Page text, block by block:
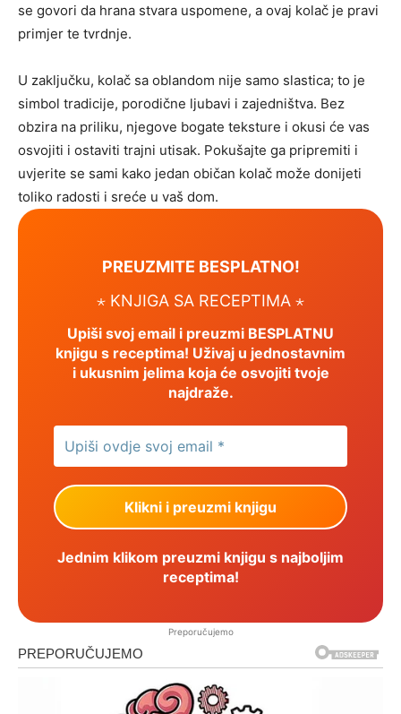
se govori da hrana stvara uspomene, a ovaj kolač je pravi
primjer te tvrdnje.
U zaključku, kolač sa oblandom nije samo slastica; to je
simbol tradicije, porodične ljubavi i zajedništva. Bez
obzira na priliku, njegove bogate teksture i okusi će vas
osvojiti i ostaviti trajni utisak. Pokušajte ga pripremiti i
uvjerite se sami kako jedan običan kolač može donijeti
toliko radosti i sreće u vaš dom.
PREUZMITE BESPLATNO!
⋆ KNJIGA SA RECEPTIMA ⋆
Upiši svoj email i preuzmi BESPLATNU
knjigu s receptima! Uživaj u jednostavnim
i ukusnim jelima koja će osvojiti tvoje
najdraže.
Jednim klikom preuzmi knjigu s najboljim
receptima!
Preporučujemo